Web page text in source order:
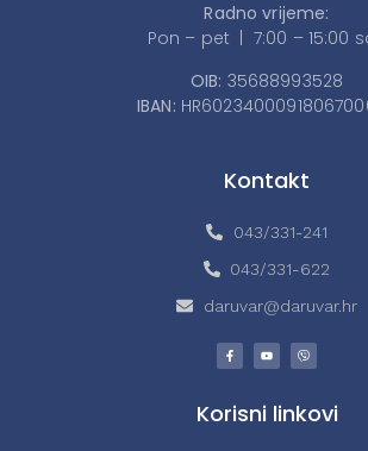
Radno vrijeme:
Pon – pet | 7:00 – 15:00
OIB: 35688993528
IBAN:
Kontakt
043/331-241
043/331-622
daruvar@daruvar.hr
Korisni linkovi